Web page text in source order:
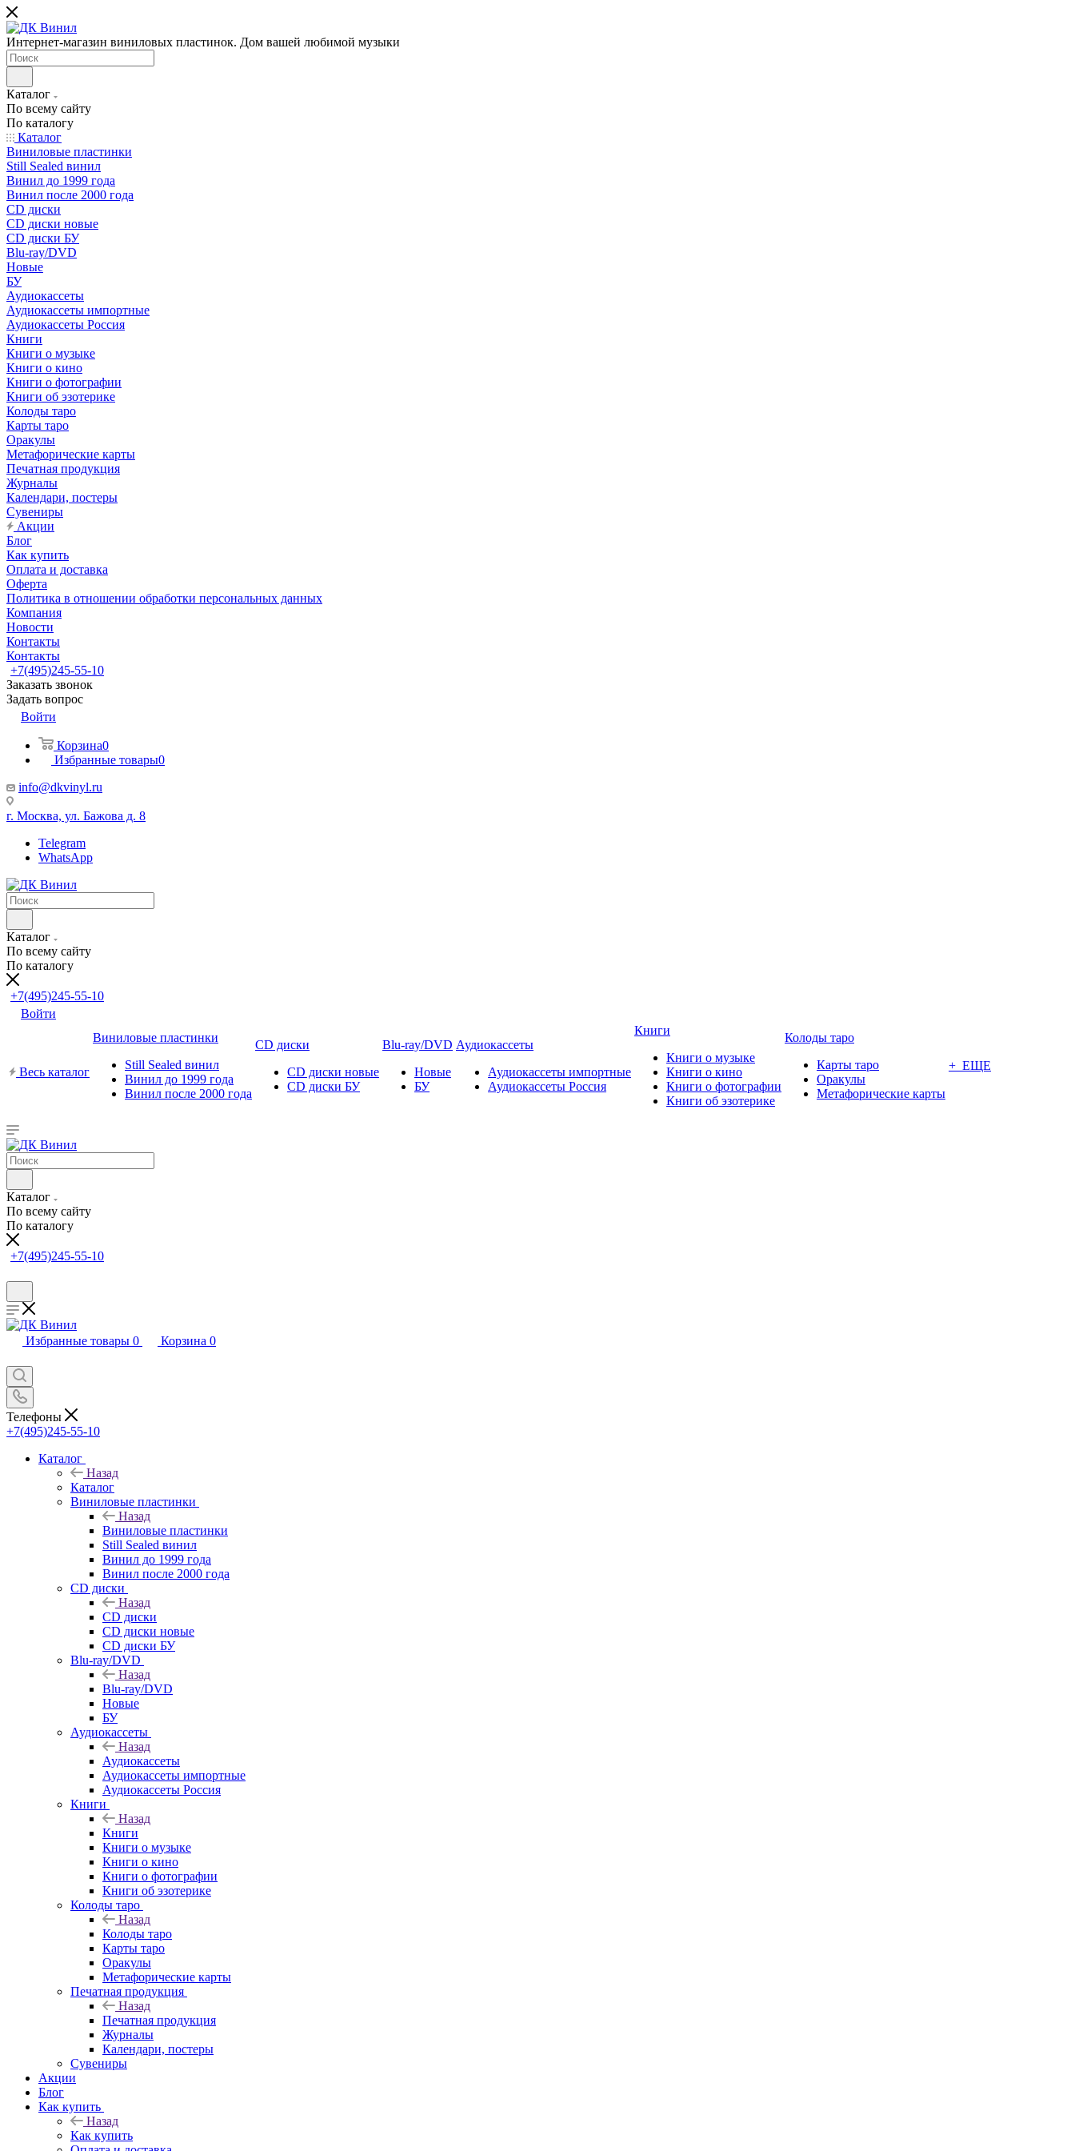
Интернет-магазин виниловых пластинок. Дом вашей любимой музыки
Каталог
По всему сайту
По каталогу
Каталог
Виниловые пластинки
Still Sealed винил
Винил до 1999 года
Винил после 2000 года
CD диски
CD диски новые
CD диски БУ
Blu-ray/DVD
Новые
БУ
Аудиокассеты
Аудиокассеты импортные
Аудиокассеты Россия
Книги
Книги о музыке
Книги о кино
Книги о фотографии
Книги об эзотерике
Колоды таро
Карты таро
Оракулы
Метафорические карты
Печатная продукция
Журналы
Календари, постеры
Сувениры
Акции
Блог
Как купить
Оплата и доставка
Оферта
Политика в отношении обработки персональных данных
Компания
Новости
Контакты
Контакты
+7(495)245-55-10
Заказать звонок
Задать вопрос
Войти
Корзина0
Избранные товары0
info@dkvinyl.ru
г. Москва, ул. Бажова д. 8
Telegram
WhatsApp
Каталог
По всему сайту
По каталогу
+7(495)245-55-10
Войти
Весь каталог
Виниловые пластинки
Still Sealed винил
Винил до 1999 года
Винил после 2000 года
CD диски
CD диски новые
CD диски БУ
Blu-ray/DVD
Новые
БУ
Аудиокассеты
Аудиокассеты импортные
Аудиокассеты Россия
Книги
Книги о музыке
Книги о кино
Книги о фотографии
Книги об эзотерике
Колоды таро
Карты таро
Оракулы
Метафорические карты
+ ЕЩЕ
Каталог
По всему сайту
По каталогу
+7(495)245-55-10
Избранные товары 0 Корзина 0
Телефоны
+7(495)245-55-10
Каталог
Назад
Каталог
Виниловые пластинки
Назад
Виниловые пластинки
Still Sealed винил
Винил до 1999 года
Винил после 2000 года
CD диски
Назад
CD диски
CD диски новые
CD диски БУ
Blu-ray/DVD
Назад
Blu-ray/DVD
Новые
БУ
Аудиокассеты
Назад
Аудиокассеты
Аудиокассеты импортные
Аудиокассеты Россия
Книги
Назад
Книги
Книги о музыке
Книги о кино
Книги о фотографии
Книги об эзотерике
Колоды таро
Назад
Колоды таро
Карты таро
Оракулы
Метафорические карты
Печатная продукция
Назад
Печатная продукция
Журналы
Календари, постеры
Сувениры
Акции
Блог
Как купить
Назад
Как купить